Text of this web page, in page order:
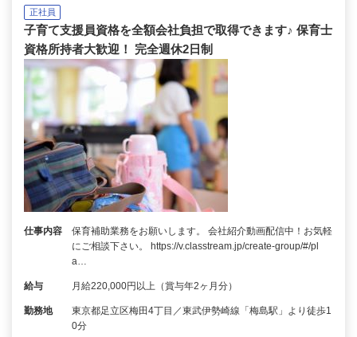
正社員
子育て支援員資格を全額会社負担で取得できます♪ 保育士
資格所持者大歓迎！ 完全週休2日制
仕事内容
保育補助業務をお願いします。 会社紹介動画配信中！お気軽
にご相談下さい。 https://v.classtream.jp/create-group/#/pl
a…
給与 月給220,000円以上（賞与年2ヶ月分）
勤務地
東京都足立区梅田4丁目／東武伊勢崎線「梅島駅」より徒歩1
0分